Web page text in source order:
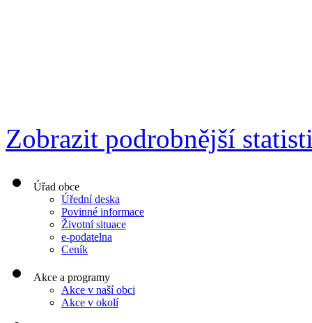
Zobrazit podrobnější
Úřad obce
Úřední deska
Povinné informace
Životní situace
e-podatelna
Ceník
Akce a programy
Akce v naší obci
Akce v okolí